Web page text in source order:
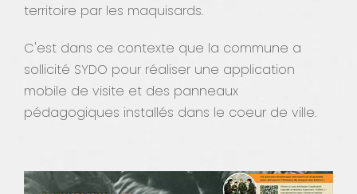
territoire par les maquisards.
C'est dans ce contexte que la commune a
sollicité SYDO pour réaliser une application
mobile de visite et des panneaux
pédagogiques installés dans le coeur de ville.